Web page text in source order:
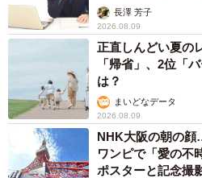
アカウンセラーが
長澤 芳子
2026.08.09
正直しんどい夏の
「帰省」、2位「
は？
まいどなデータ
2026.08.09
NHK大阪の朝の
ワンピで「愛の
ポスターと記念撮